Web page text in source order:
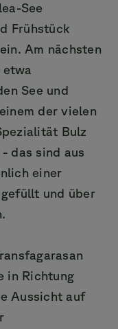
See
Frühstück
Am nächsten
etwa
See und
der vielen
Bulz
das sind aus
einer
und über
in Richtung
Aussicht auf